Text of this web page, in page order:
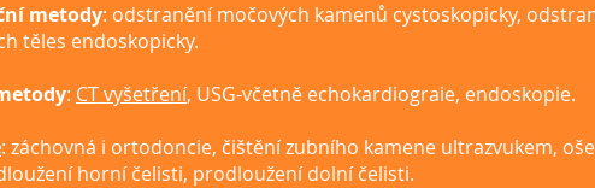
metody: odstranění močových kamenů cystoskopicky,
těles endoskopicky.
: CT vyšetření, USG-včetně echokardiograie, endoskopie.
: záchovná i ortodoncie, čištění zubního kamene ultrazvukem,
horní čelisti, prodloužení dolní čelisti.